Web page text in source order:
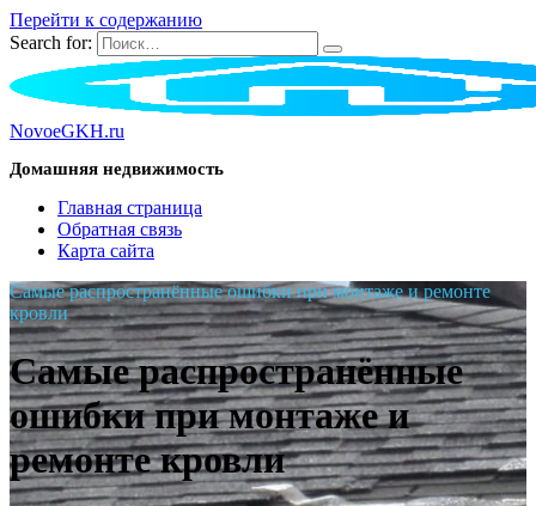
Перейти к содержанию
Search for:
NovoeGKH.ru
Домашняя недвижимость
Главная страница
Обратная связь
Карта сайта
Самые распространённые ошибки при монтаже и ремонте
кровли
Самые распространённые
ошибки при монтаже и
ремонте кровли